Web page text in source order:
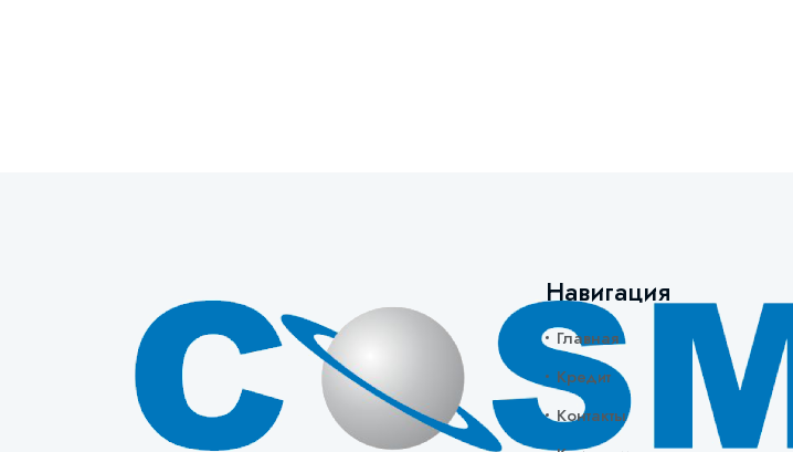
Навигация
Главная
Кредит
Контакты